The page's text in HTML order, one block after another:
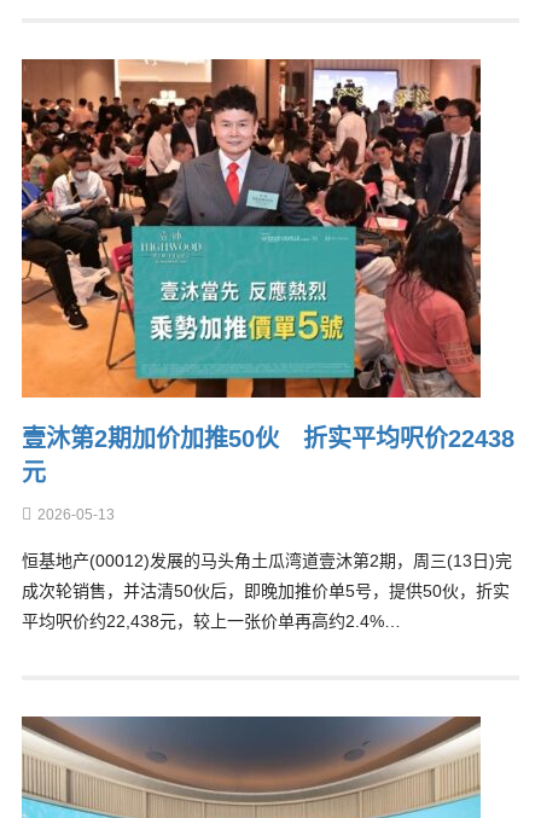
壹沐第2期加价加推50伙 折实平均呎价22438
元
2026-05-13
恒基地产(00012)发展的马头角土瓜湾道壹沐第2期，周三(13日)完
成次轮销售，并沽清50伙后，即晚加推价单5号，提供50伙，折实
平均呎价约22,438元，较上一张价单再高约2.4%…